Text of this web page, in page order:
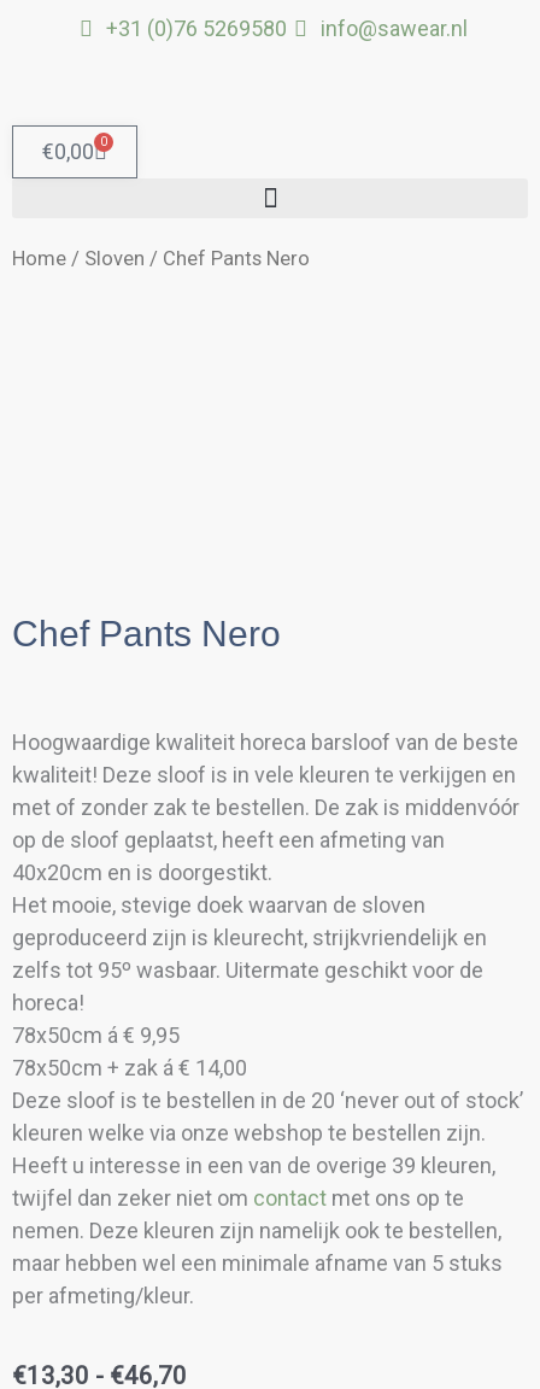
+31 (0)76 5269580 info@sawear.nl
€0,00 0
Winkelwagen
Home / Sloven / Chef Pants Nero
Chef Pants Nero
Hoogwaardige kwaliteit horeca barsloof van de beste
kwaliteit! Deze sloof is in vele kleuren te verkijgen en
met of zonder zak te bestellen. De zak is middenvóór
op de sloof geplaatst, heeft een afmeting van
40x20cm en is doorgestikt.
Het mooie, stevige doek waarvan de sloven
geproduceerd zijn is kleurecht, strijkvriendelijk en
zelfs tot 95º wasbaar. Uitermate geschikt voor de
horeca!
78x50cm á € 9,95
78x50cm + zak á € 14,00
Deze sloof is te bestellen in de 20 ‘never out of stock’
kleuren welke via onze webshop te bestellen zijn.
Heeft u interesse in een van de overige 39 kleuren,
twijfel dan zeker niet om contact met ons op te
nemen. Deze kleuren zijn namelijk ook te bestellen,
maar hebben wel een minimale afname van 5 stuks
per afmeting/kleur.
€13,30 - €46,70